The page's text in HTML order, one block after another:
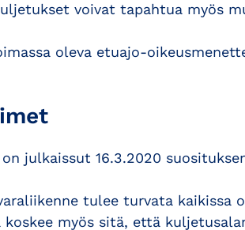
voivat tapahtua myös
oleva etuajo-
julkaissut 16.3.2020
tulee turvata kaikissa
koskee myös sitä, että